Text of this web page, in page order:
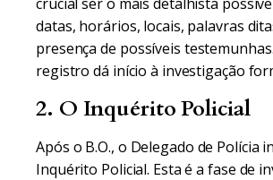
datas, horários, locais, palavras
presença de possíveis
registro dá início à investigação
2. O Inquérito Policial
Após o B.O., o Delegado de Polícia
Inquérito Policial. Esta é a fase de